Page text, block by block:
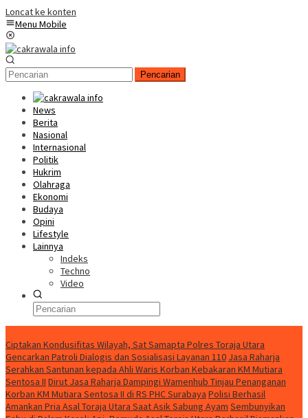
Loncat ke konten
Menu Mobile
Pencarian
News
Berita
Nasional
Internasional
Politik
Hukrim
Olahraga
Ekonomi
Budaya
Opini
Lifestyle
Lainnya
Indeks
Techno
Video
Ciptakan Kondusifitas Wilayah, Sat Samapta Polres Toraja Utara
Gencarkan Patroli Dialogis dan Sosialisasi Layanan 110 Jasa Raharja
Serahkan Santunan kepada Ahli Waris Korban Kebakaran KM Mutiara
Sentosa II Dirut Jasa Raharja Dampingi Wamenhub Tinjau Penanganan
Korban KM Mutiara Sentosa II di RS PHC Surabaya Polisi Berhasil
Amankan Pria Asal Toraja Utara Saat Asik Sabung Ayam Sembunyikan